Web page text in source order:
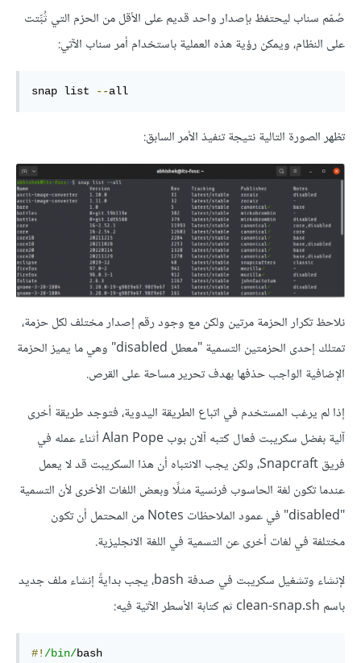
صُمّم سناب ليحتفظ بإصدار واحد قديم على الأقل من الحزم التي ثُبِّتت
على النظام، ويمكن رؤية هذه العملية باستخدام أمر سناب الآتي:
snap list --all
تظهر الصورة التالية نتيجة تنفيذ الأمر السابق:
نلاحظ تكرار الحزمة مرتين ولكن مع وجود رقم إصدار مختلف لكل حزمة،
تمتلك إحدى الحزمتين التسمية "معطل disabled" وهي ما يميز الحزمة
الإضافية الواجب حذفها بهدف تحرير مساحة على القرص.
إذا لم يرغب المستخدم في اتباع الطريقة اليدوية، فتوجد طريقة أخرى
آلية بفضل سكريبت فعال كتبه آلان بوب Alan Pope أثناء عمله في
فريق Snapcraft، ولكن يجب الانتباه أن هذا السكريبت قد لا يعمل
عندما تكون لغة الحاسوب فرنسية مثلًا وبعض اللغات الأخرى لأن التسمية
"disabled" في عمود الملاحظات Notes من المحتمل أن تكون
مختلفة في لغات أخرى عن التسمية في اللغة الانجليزية.
لإنشاء وتشغيل سكريبت في صدفة bash، يجب بدايةً إنشاء ملف جديد
باسم clean-snap.sh ثم كتابة الأسطر الآتية فيه:
#! /bin/